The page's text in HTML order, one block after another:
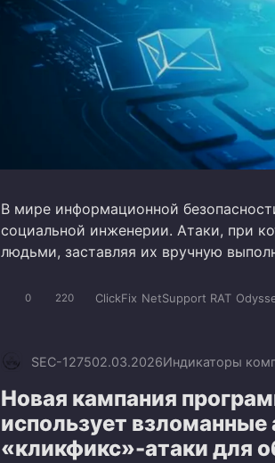
В мире информационной
социальной инженерии. Атаки, при
людьми, заставляя их вручную
0 220 ClickFix NetSupport RAT
SEC-127502.03.2026Индикаторы
Новая кампания
использует взломанные
«кликфикс»-атаки для